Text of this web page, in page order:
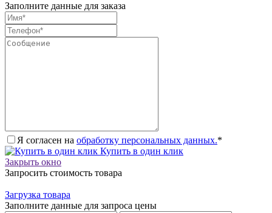
Заполните данные для заказа
Я согласен на обработку персональных данных.*
Купить в один клик
Закрыть окно
Запросить стоимость товара
Загрузка товара
Заполните данные для запроса цены